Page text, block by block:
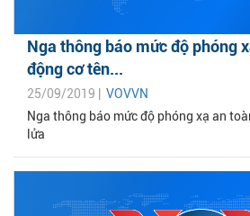
Nga thông báo mức độ phóng
động cơ tên...
25/09/2019 | VOVVN
Nga thông báo mức độ phóng xạ an
lửa